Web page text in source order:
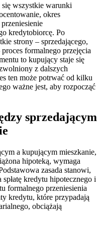
wszystkie warunki
okres
kredytobiorcę. Po
strony – sprzedającego,
formalnego przejęcia
to kupujący staje się
z dalszych
ten może potrwać od kilku
ważne jest, aby rozpocząć
sprzedającym
a kupującym mieszkanie,
hipoteką, wymaga
zasada stanowi,
kredytu hipotecznego i
formalnego przeniesienia
kredytu, które przypadają
obciążają